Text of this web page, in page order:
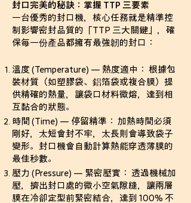
封口完美的秘訣：掌握 TTP 三要素
一台優秀的封口機，核心任務就是精準控
制影響密封品質的「TTP 三大關鍵」，確
保每一份產品都擁有最強韌的封口：
溫度 (Temperature) — 熱度適中： 根據包
裝材質（如塑膠袋、鋁箔袋或複合膜）提
供精確的熱量，讓袋口材料微熔，達到相
互黏合的狀態。
時間 (Time) — 停留精準： 加熱時間必須
剛好，太短會封不牢，太長則會導致袋子
變形。封口機會自動計算熱能穿透薄膜的
最佳秒數。
壓力 (Pressure) — 緊密壓實： 透過機械加
壓，擠出封口處的微小空氣隙縫，讓兩層
膜在冷卻定型前緊密結合，達到 100% 不